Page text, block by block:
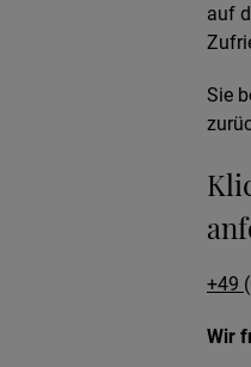
auf
Sie
+49
Wir